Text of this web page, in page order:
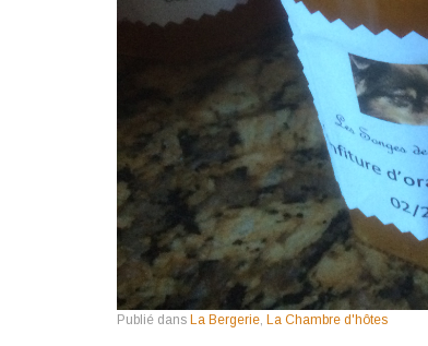
Publié dans La Bergerie, La Chambre d'hôtes